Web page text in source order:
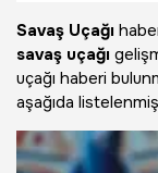
Savaş Uçağı
savaş uçağı
uçağı haberi
aşağıda